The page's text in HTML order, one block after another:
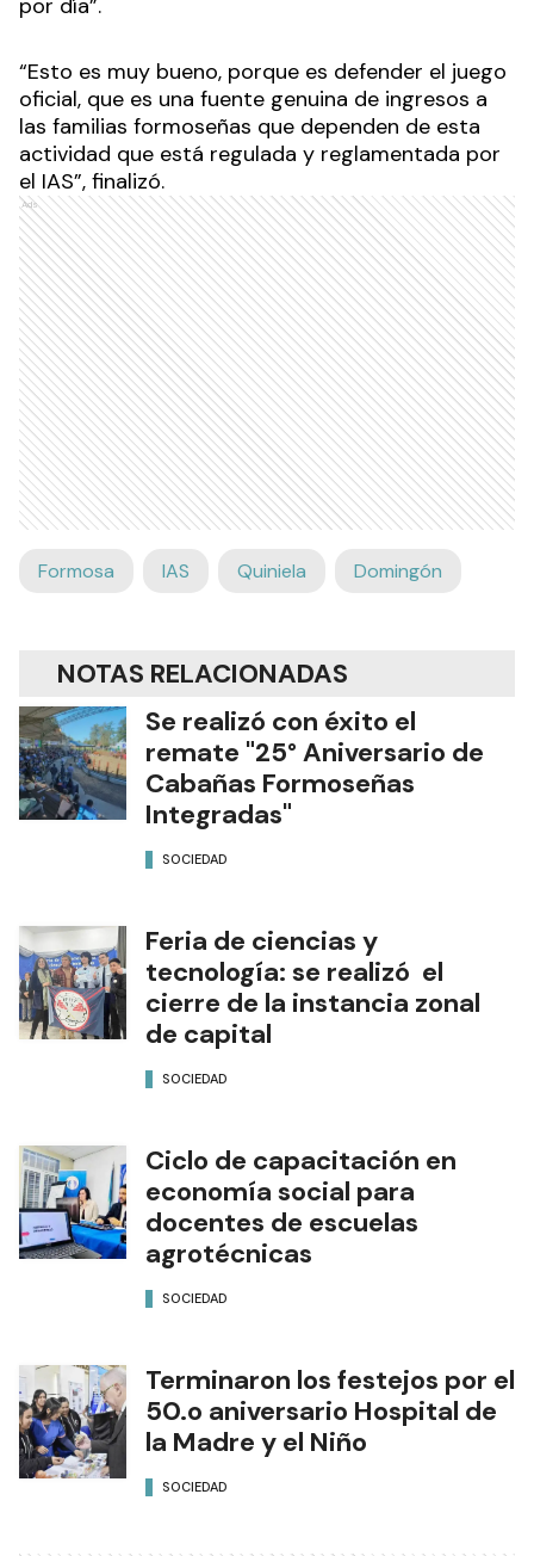
por día”.
“Esto es muy bueno, porque es defender el juego
oficial, que es una fuente genuina de ingresos a
las familias formoseñas que dependen de esta
actividad que está regulada y reglamentada por
el IAS”, finalizó.
Ads
Formosa IAS Quiniela Domingón
NOTAS RELACIONADAS
Se realizó con éxito el
remate "25° Aniversario de
Cabañas Formoseñas
Integradas"
SOCIEDAD
Feria de ciencias y
tecnología: se realizó el
cierre de la instancia zonal
de capital
SOCIEDAD
Ciclo de capacitación en
economía social para
docentes de escuelas
agrotécnicas
SOCIEDAD
Terminaron los festejos por el
50.o aniversario Hospital de
la Madre y el Niño
SOCIEDAD